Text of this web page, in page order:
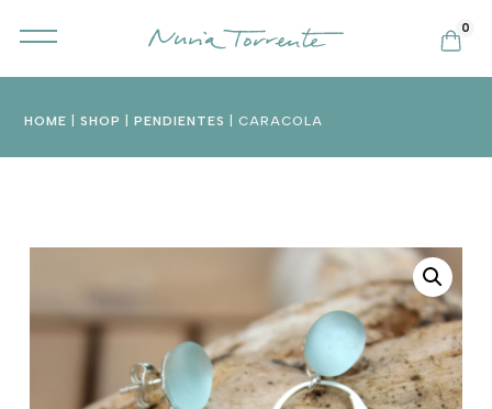
0
HOME |SHOP |PENDIENTES | CARACOLA